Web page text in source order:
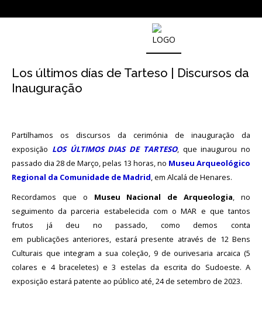
MUSEU
NACIONAL
História
O
Regulamentos
e
Relatórios
Oficiais
Acordos
Protocolos
Los últimos días de Tarteso | Discursos da
Inauguração
Partilhamos os discursos da cerimónia de inauguração da
exposição LOS ÚLTIMOS DIAS DE TARTESO, que inaugurou no
passado dia 28 de Março, pelas 13 horas, no Museu Arqueológico
Regional da Comunidade de Madrid, em Alcalá de Henares.
Recordamos que o Museu Nacional de Arqueologia, no
seguimento da parceria estabelecida com o MAR e que tantos
frutos já deu no passado, como demos conta
em publicações anteriores, estará presente através de 12 Bens
Culturais que integram a sua coleção, 9 de ourivesaria arcaica (5
colares e 4 braceletes) e 3 estelas da escrita do Sudoeste. A
exposição estará patente ao público até, 24 de setembro de 2023.